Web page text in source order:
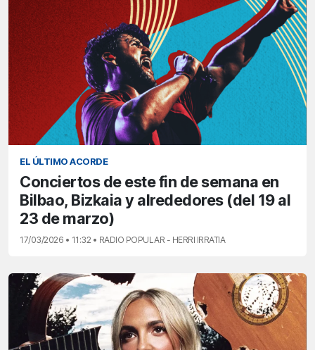
EL ÚLTIMO ACORDE
Conciertos de este fin de semana en
Bilbao, Bizkaia y alrededores (del 19 al
23 de marzo)
17/03/2026 • 11:32 • RADIO POPULAR - HERRI IRRATIA